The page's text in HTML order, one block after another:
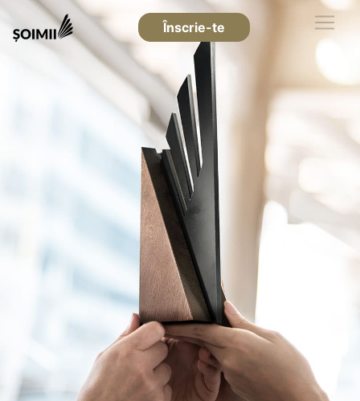
Înscrie-te